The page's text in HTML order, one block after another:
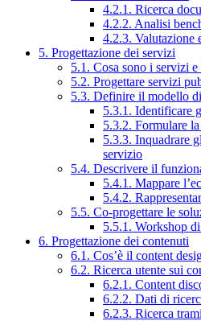
4.2.1. Ricerca
4.2.2. Analisi
4.2.3. Valutazione
5. Progettazione dei servizi
5.1. Cosa sono i servizi
5.2. Progettare servizi
5.3. Definire il modello
5.3.1. Identificare
5.3.2. Formulare
5.3.3. Inquadrare
servizio
5.4. Descrivere il
5.4.1. Mappare
5.4.2.
5.5. Co-progettare le
5.5.1. Workshop
6. Progettazione dei contenuti
6.1. Cos’è il content
6.2. Ricerca utente sui
6.2.1. Content
6.2.2. Dati di
6.2.3. Ricerca